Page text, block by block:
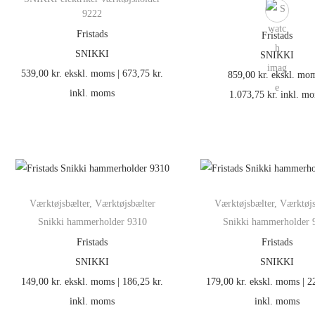
9222
Fristads
SNIKKI
539,00kr. ekskl. moms |673,75kr.
inkl. moms
Fristads
SNIKKI
859,00kr. ekskl.
1.073,75 kr. inkl.
Værktøjsbælter, Værktøjsbælter
Snikki hammerholder 9310
Fristads
SNIKKI
149,00kr. ekskl. moms | 186,25kr.
inkl. moms
Værktøjsbælter,
Snikki hammerholder
Fristads
SNIKKI
179,00kr. ekskl. moms |
inkl. moms